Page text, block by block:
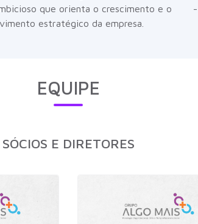
que orienta o crescimento e o
estratégico da empresa.
EQUIPE
SÓCIOS E DIRETORES